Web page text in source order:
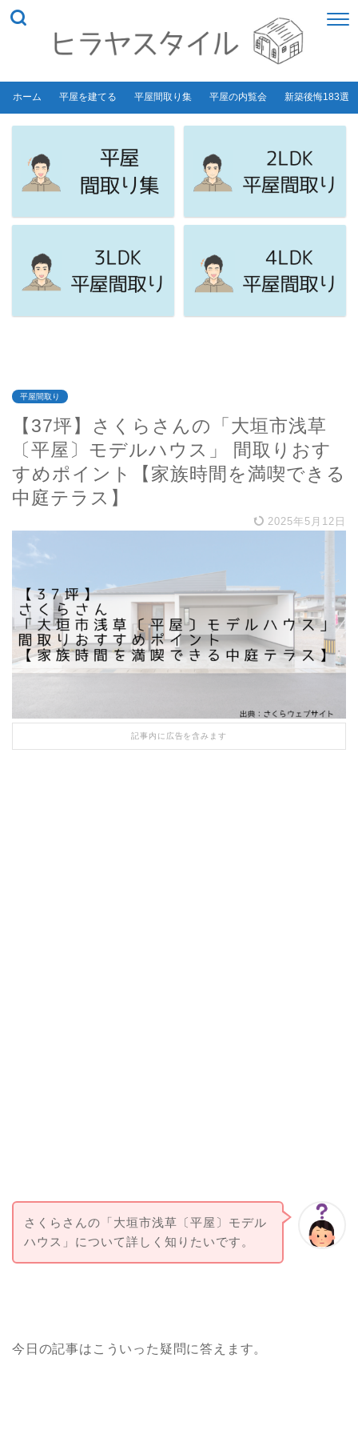
ホーム 平屋を建てる 平屋間取り集 平屋の内覧会 新築後悔183選
平屋間取り
【37坪】さくらさんの「大垣市浅草
〔平屋〕モデルハウス」 間取りおす
すめポイント【家族時間を満喫できる
中庭テラス】
2025年5月12日
記事内に広告を含みます
さくらさんの「大垣市浅草〔平屋〕モデル
ハウス」について詳しく知りたいです。
今日の記事はこういった疑問に答えます。